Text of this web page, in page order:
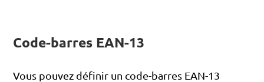
Code-barres EAN-13
Vous pouvez définir un code-barres EAN-13